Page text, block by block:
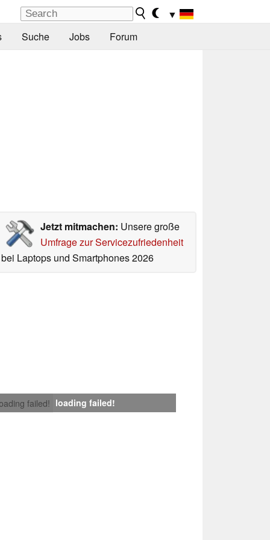
▼
Suche Jobs Forum
Jetzt mitmachen: Unsere große
Umfrage zur Servicezufriedenheit
bei Laptops und Smartphones 2026
failed! loading failed!